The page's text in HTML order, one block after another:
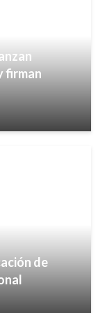
firman
de